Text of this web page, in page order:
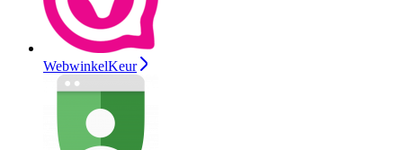
WebwinkelKeur